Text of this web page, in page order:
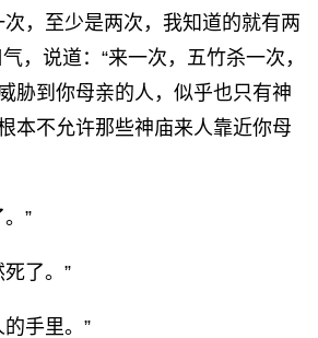
，至少是两次，我知道的就有两
，说道：“来一次，五竹杀一次，
胁到你母亲的人，似乎也只有神
本不允许那些神庙来人靠近你母
”
了。”
手里。”